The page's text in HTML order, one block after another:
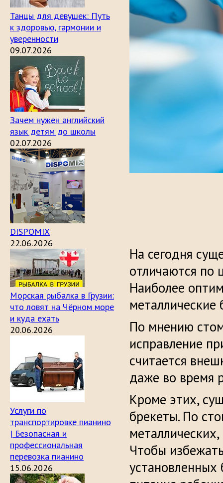
Танцы для девушек: Путь
к здоровью, гармонии и
уверенности
09.07.2026
Зачем нужен английский
язык детям до школы
02.07.2026
DISPOMIX
22.06.2026
Морская рыбалка в Грузии:
что ловят на Чёрном море
и куда ехать
20.06.2026
Услуги по
транспортировке пианино
| Безопасная и
профессиональная
перевозка пианино
15.06.2026
На сегодня
отличаются по
Наиболее
металлические
По мнению
исправление
считается
даже во время
Кроме этих,
брекеты. По
Чтобы
установленных